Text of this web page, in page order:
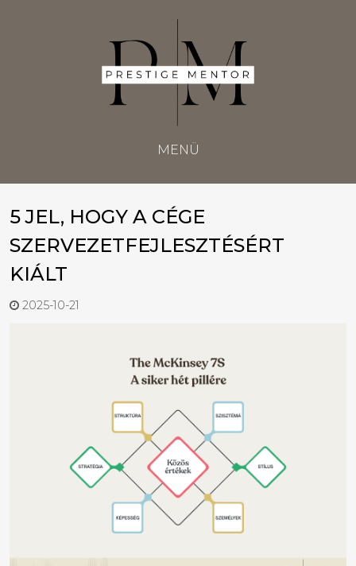
MENÜ
5 JEL, HOGY A CÉGE
SZERVEZETFEJLESZTÉSÉRT
KIÁLT
2025-10-21